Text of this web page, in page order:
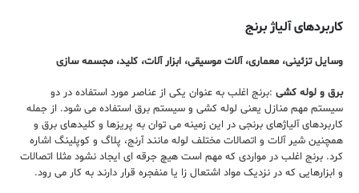
کاربردهای آلیاژ برنج
وسایل تزئینی،معماری،آلات موسیقی، ابزار آلات، کلید،مجسمه سازی
برق و لوله کشی :برنج اغلب به عنوان یکی از عناصر مورد استفاده در دو
سیستم مهم منازل یعنی لوله کشی و سیستم برق استفاده می شود. از جمله
کاربردهای آلیاژهای برنجی در این زمینه می توان به پریزها و کلیدهای برق و
همچنین شیر آلات و اتصالات مختلف لوله مانند آرنج، پلاگ و کوپلینگ اشاره
کرد. برنج اغلب در مواردی که مهم است هیچ جرقه ای ایجاد نشود مثلا اتصالات
و ابزارهایی که در نزدیک مواد اشتعال زا یا منفجره قرار دارند به کار می رود.